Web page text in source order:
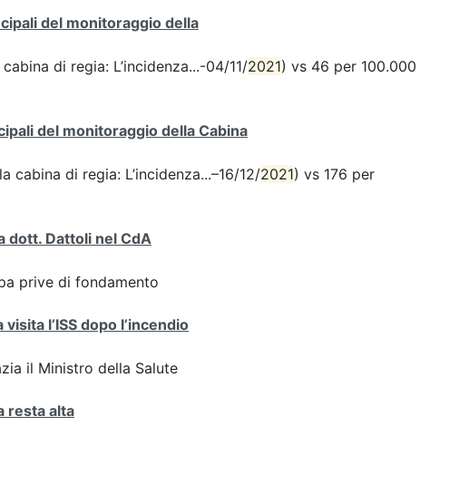
del monitoraggio della
di regia: L’incidenza...-04/11/2021) vs 46 per 100.000
del monitoraggio della Cabina
di regia: L’incidenza...–16/12/2021) vs 176 per
dott. Dattoli nel CdA
prive di fondamento
l’ISS dopo l’incendio
il Ministro della Salute
resta alta